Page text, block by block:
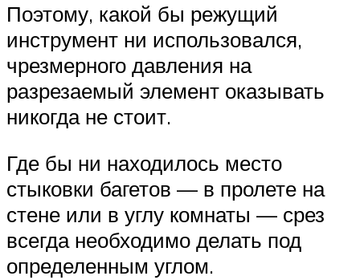
Поэтому, какой бы режущий
инструмент ни использовался,
чрезмерного давления на
разрезаемый элемент оказывать
никогда не стоит.
Где бы ни находилось место
стыковки багетов — в пролете на
стене или в углу комнаты — срез
всегда необходимо делать под
определенным углом.